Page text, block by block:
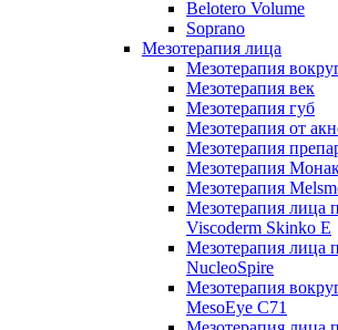
Belotero Volume
Soprano
Мезотерапия лица
Мезотерапия
Мезотерапия век
Мезотерапия губ
Мезотерапия от
Мезотерапия
Мезотерапия
Мезотерапия
Мезотерапия лица
Viscoderm Skinko E
Мезотерапия лица
NucleoSpire
Мезотерапия
MesoEye С71